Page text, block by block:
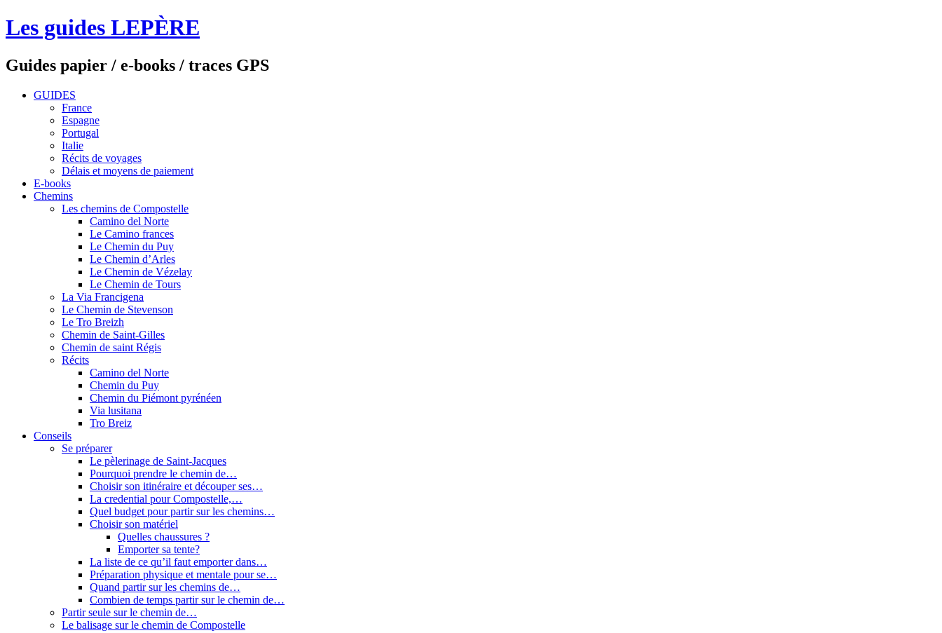
Les guides LEPÈRE
Guides papier / e-books / traces GPS
GUIDES
France
Espagne
Portugal
Italie
Récits de voyages
Délais et moyens de paiement
E-books
Chemins
Les chemins de Compostelle
Camino del Norte
Le Camino frances
Le Chemin du Puy
Le Chemin d’Arles
Le Chemin de Vézelay
Le Chemin de Tours
La Via Francigena
Le Chemin de Stevenson
Le Tro Breizh
Chemin de Saint-Gilles
Chemin de saint Régis
Récits
Camino del Norte
Chemin du Puy
Chemin du Piémont pyrénéen
Via lusitana
Tro Breiz
Conseils
Se préparer
Le pèlerinage de Saint-Jacques
Pourquoi prendre le chemin de…
Choisir son itinéraire et découper ses…
La credential pour Compostelle,…
Quel budget pour partir sur les chemins…
Choisir son matériel
Quelles chaussures ?
Emporter sa tente?
La liste de ce qu’il faut emporter dans…
Préparation physique et mentale pour se…
Quand partir sur les chemins de…
Combien de temps partir sur le chemin de…
Partir seule sur le chemin de…
Le balisage sur le chemin de Compostelle